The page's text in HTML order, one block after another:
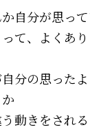
自分が思っ
て、よくあり
分の思った
動きをされる